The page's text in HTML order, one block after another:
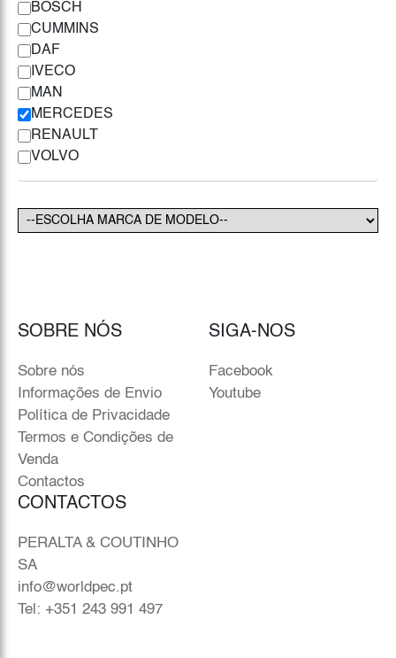
BOSCH
CUMMINS
DAF
IVECO
MAN
MERCEDES
RENAULT
VOLVO
SOBRE NÓS
Sobre nós
Informações de Envio
Política de Privacidade
Termos e Condições de
Venda
Contactos
SIGA-NOS
Facebook
Youtube
CONTACTOS
PERALTA & COUTINHO
SA
info@worldpec.pt
Tel: +351 243 991 497